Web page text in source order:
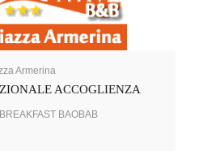
Armerina
ACCOGLIENZA
BAOBAB